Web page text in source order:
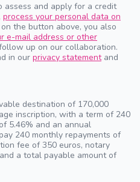
and apply for a credit
process your personal data on
the button above, you also
e-mail address or other
up on our collaboration.
in our privacy statementand
destination of 170,000
inscription, with a term of 240
5.46% and an annual
240 monthly repayments of
fee of 350 euros, notary
a total payable amount of